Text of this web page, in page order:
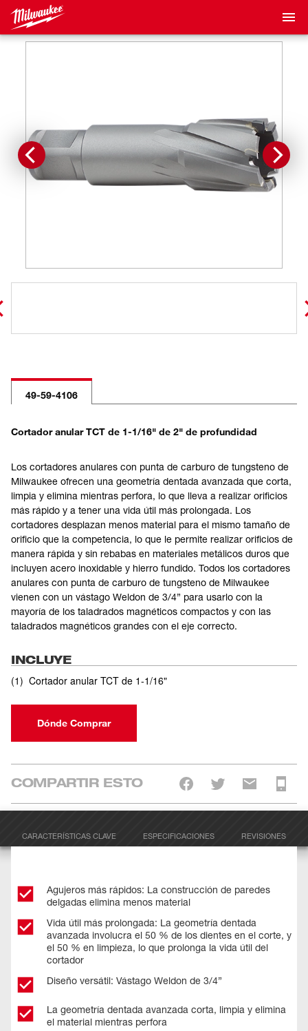
49-59-4106
Cortador anular TCT de 1-1/16" de 2" de profundidad
Los cortadores anulares con punta de carburo de tungsteno de
Milwaukee ofrecen una geometría dentada avanzada que corta,
limpia y elimina mientras perfora, lo que lleva a realizar orificios
más rápido y a tener una vida útil más prolongada. Los
cortadores desplazan menos material para el mismo tamaño de
orificio que la competencia, lo que le permite realizar orificios de
manera rápida y sin rebabas en materiales metálicos duros que
incluyen acero inoxidable y hierro fundido. Todos los cortadores
anulares con punta de carburo de tungsteno de Milwaukee
vienen con un vástago Weldon de 3/4” para usarlo con la
mayoría de los taladrados magnéticos compactos y con las
taladrados magnéticos grandes con el eje correcto.
INCLUYE
(1) Cortador anular TCT de 1-1/16"
Dónde Comprar
COMPARTIR ESTO
CARACTERÍSTICAS CLAVE ESPECIFICACIONES REVISIONES
Agujeros más rápidos: La construcción de paredes
delgadas elimina menos material
Vida útil más prolongada: La geometría dentada
avanzada involucra el 50 % de los dientes en el corte, y
el 50 % en limpieza, lo que prolonga la vida útil del
cortador
Diseño versátil: Vástago Weldon de 3/4”
La geometría dentada avanzada corta, limpia y elimina
el material mientras perfora